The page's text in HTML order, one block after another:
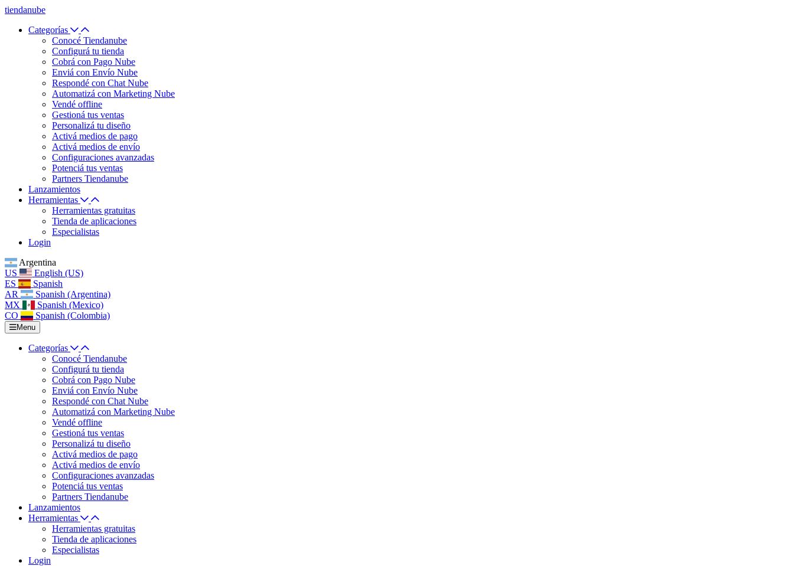
tiendanube
Categorías
Conocé Tiendanube
Configurá tu tienda
Cobrá con Pago Nube
Enviá con Envío Nube
Respondé con Chat Nube
Automatizá con Marketing Nube
Vendé offline
Gestioná tus ventas
Personalizá tu diseño
Activá medios de pago
Activá medios de envío
Configuraciones avanzadas
Potenciá tus ventas
Partners Tiendanube
Lanzamientos
Herramientas
Herramientas gratuitas
Tienda de aplicaciones
Especialistas
Login
Argentina
US
English (US)
ES
Spanish
AR
Spanish (Argentina)
MX
Spanish (Mexico)
CO
Spanish (Colombia)
Menu
Categorías
Conocé Tiendanube
Configurá tu tienda
Cobrá con Pago Nube
Enviá con Envío Nube
Respondé con Chat Nube
Automatizá con Marketing Nube
Vendé offline
Gestioná tus ventas
Personalizá tu diseño
Activá medios de pago
Activá medios de envío
Configuraciones avanzadas
Potenciá tus ventas
Partners Tiendanube
Lanzamientos
Herramientas
Herramientas gratuitas
Tienda de aplicaciones
Especialistas
Login